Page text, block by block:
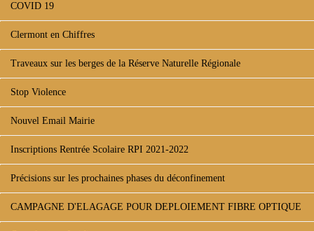
COVID 19
Clermont en Chiffres
Traveaux sur les berges de la Réserve Naturelle Régionale
Stop Violence
Nouvel Email Mairie
Inscriptions Rentrée Scolaire RPI 2021-2022
Précisions sur les prochaines phases du déconfinement
CAMPAGNE D'ELAGAGE POUR DEPLOIEMENT FIBRE OPTIQUE